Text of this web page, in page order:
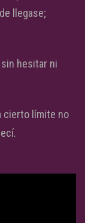
llegase;
sin hesitar ni
cierto límite no